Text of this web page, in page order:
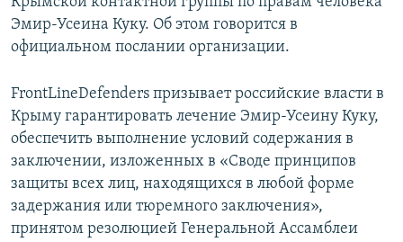
Эмир-Усеина Куку. Об этом говорится в
официальном послании организации.
FrontLineDefenders призывает российские власти в
Крыму гарантировать лечение Эмир-Усеину Куку,
обеспечить выполнение условий содержания в
заключении, изложенных в «Своде принципов
защиты всех лиц, находящихся в любой форме
задержания или тюремного заключения»,
принятом резолюцией Генеральной Ассамблеи